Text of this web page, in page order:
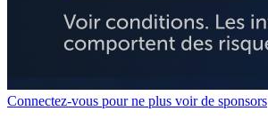
Connectez-vous pour ne plus voir de sponsors